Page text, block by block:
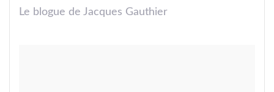
Le blogue de Jacques Gauthier